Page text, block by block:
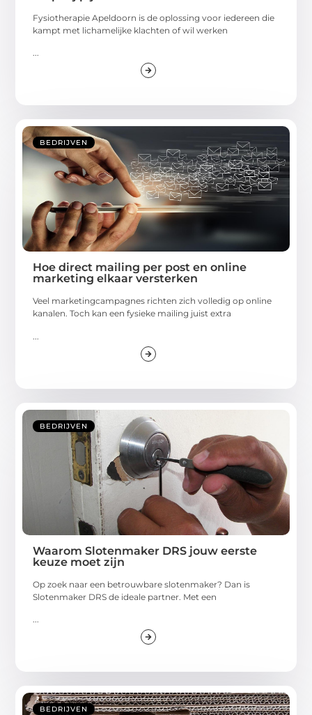
Fysiotherapie Apeldoorn is de oplossing voor iedereen die
kampt met lichamelijke klachten of wil werken
...
BEDRIJVEN
Hoe direct mailing per post en online
marketing elkaar versterken
Veel marketingcampagnes richten zich volledig op online
kanalen. Toch kan een fysieke mailing juist extra
BEDRIJVEN
Waarom Slotenmaker DRS jouw eerste
keuze moet zijn
Op zoek naar een betrouwbare slotenmaker? Dan is
Slotenmaker DRS de ideale partner. Met een
...
BEDRIJVEN